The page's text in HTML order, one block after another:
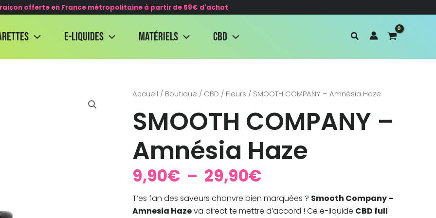
offerte en France métropolitaine à partir de 59€ d'achat
E-Liquides Matériels CBD
Accueil / Boutique / CBD / Fleurs / SMOOTH COMPANY – Amnésia Haze
SMOOTH COMPANY –
Amnésia Haze
9,90€ – 29,90€
Plage
de
prix :
9,90€
à
T’es fan des saveurs chanvre bien marquées ? Smooth Company –
Amnesia Hazeva direct te mettre d’accord ! Ce e-liquide CBD full
quantité
SMOOTH
COMPANY
-
Amnésia
Haze